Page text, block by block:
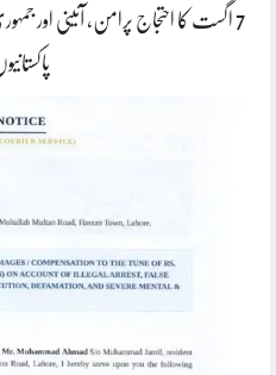
7 اگست کا احتجاج پرامن، آئینی اور